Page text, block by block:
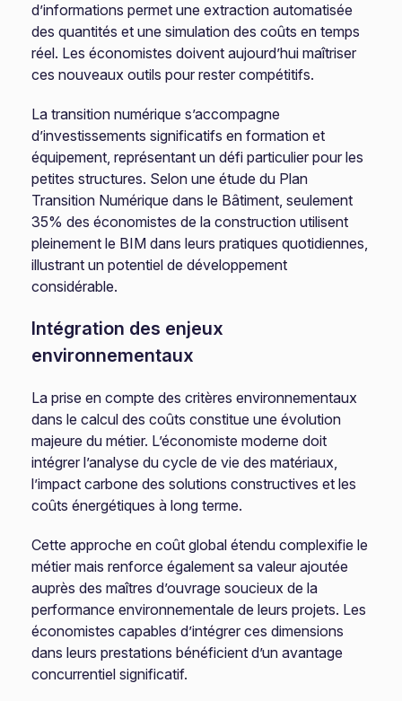
d’informations permet une extraction automatisée
des quantités et une simulation des coûts en temps
réel. Les économistes doivent aujourd’hui maîtriser
ces nouveaux outils pour rester compétitifs.
La transition numérique s’accompagne
d’investissements significatifs en formation et
équipement, représentant un défi particulier pour les
petites structures. Selon une étude du Plan
Transition Numérique dans le Bâtiment, seulement
35% des économistes de la construction utilisent
pleinement le BIM dans leurs pratiques quotidiennes,
illustrant un potentiel de développement
considérable.
Intégration des enjeux
environnementaux
La prise en compte des critères environnementaux
dans le calcul des coûts constitue une évolution
majeure du métier. L’économiste moderne doit
intégrer l’analyse du cycle de vie des matériaux,
l’impact carbone des solutions constructives et les
coûts énergétiques à long terme.
Cette approche en coût global étendu complexifie le
métier mais renforce également sa valeur ajoutée
auprès des maîtres d’ouvrage soucieux de la
performance environnementale de leurs projets. Les
économistes capables d’intégrer ces dimensions
dans leurs prestations bénéficient d’un avantage
concurrentiel significatif.